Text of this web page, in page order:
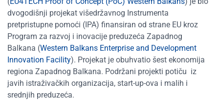
dvogodišnji projekat višedržavnog Instrumenta
pretpristupne pomoći (IPA) finansiran od strane EU kroz
Program za razvoj i inovacije preduzeća Zapadnog
Balkana (Western Balkans Enterprise and Development
Innovation Facility). Projekat je obuhvatio šest ekonomija
regiona Zapadnog Balkana. Podržani projekti potiču iz
javih istraživačkih organizacija, start-up-ova i malih i
srednjih preduzeća.